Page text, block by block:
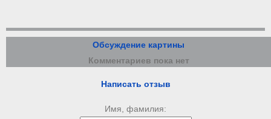
Обсуждение картины
Комментариев пока нет
Написать отзыв
Имя, фамилия: